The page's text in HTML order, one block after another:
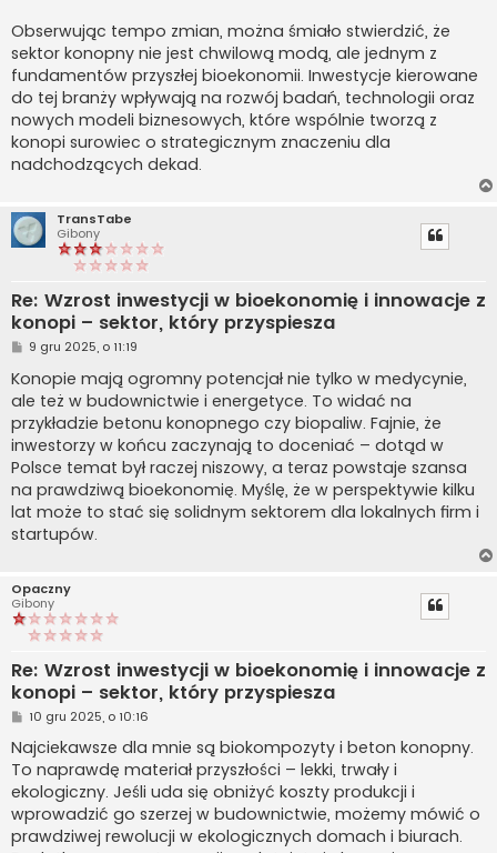
Obserwując tempo zmian, można śmiało stwierdzić, że
sektor konopny nie jest chwilową modą, ale jednym z
fundamentów przyszłej bioekonomii. Inwestycje kierowane
do tej branży wpływają na rozwój badań, technologii oraz
nowych modeli biznesowych, które wspólnie tworzą z
konopi surowiec o strategicznym znaczeniu dla
nadchodzących dekad.
TransTabe
Gibony
Re: Wzrost inwestycji w bioekonomię i innowacje z
konopi – sektor, który przyspiesza
P
s
t
9 gru 2025, o 11:19
Konopie mają ogromny potencjał nie tylko w medycynie,
ale też w budownictwie i energetyce. To widać na
przykładzie betonu konopnego czy biopaliw. Fajnie, że
inwestorzy w końcu zaczynają to doceniać – dotąd w
Polsce temat był raczej niszowy, a teraz powstaje szansa
na prawdziwą bioekonomię. Myślę, że w perspektywie kilku
lat może to stać się solidnym sektorem dla lokalnych firm i
startupów.
Opaczny
Gibony
Re: Wzrost inwestycji w bioekonomię i innowacje z
konopi – sektor, który przyspiesza
P
s
t
10 gru 2025, o 10:16
Najciekawsze dla mnie są biokompozyty i beton konopny.
To naprawdę materiał przyszłości – lekki, trwały i
ekologiczny. Jeśli uda się obniżyć koszty produkcji i
wprowadzić go szerzej w budownictwie, możemy mówić o
prawdziwej rewolucji w ekologicznych domach i biurach.